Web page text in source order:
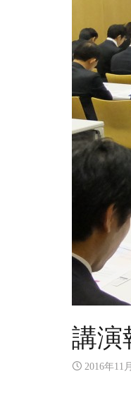
講演
2016年11